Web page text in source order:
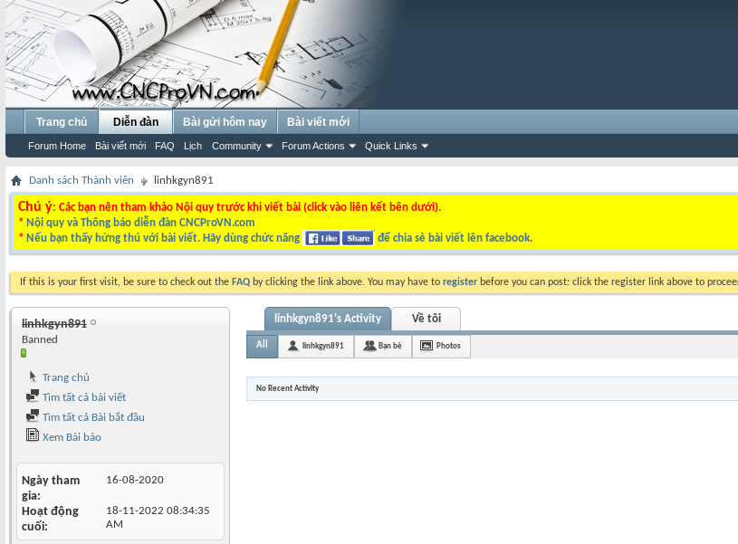
Trang chủ Diễn đàn
Forum Home Bài viết mới FAQ Lịch Community Forum Actions Quick Links
Bài gửi hôm nay Bài viết mới
Danh sách Thành viên linhkgyn891
Chú ý: Các bạn nên tham khảo Nội quy trước khi viết bài (click vào liên kết bên dưới).
* Nội quy và Thông báo diễn đàn CNCProVN.com
* Nếu bạn thấy hứng thú với bài viết. Hãy dùng chức năng để chia sẻ bài viết lên facebook.
If this is your first visit, be sure to check out the FAQ by clicking the link above. You may have to register before you can post: click the register link above to
linhkgyn891
Banned
Trang chủ
Tìm tất cả bài viết
Tìm tất cả Bài bắt đầu
Xem Bài báo
Ngày tham
gia
16-08-2020
Hoạt động
cuối
18-11-2022 08:34:35
AM
linhkgyn891's Activity Về tôi
All linhkgyn891 Bạn bè Photos
No Recent Activity